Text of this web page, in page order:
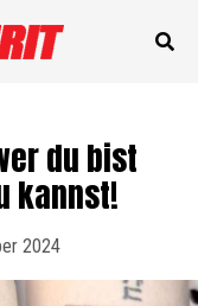
du bist
kannst!
2024